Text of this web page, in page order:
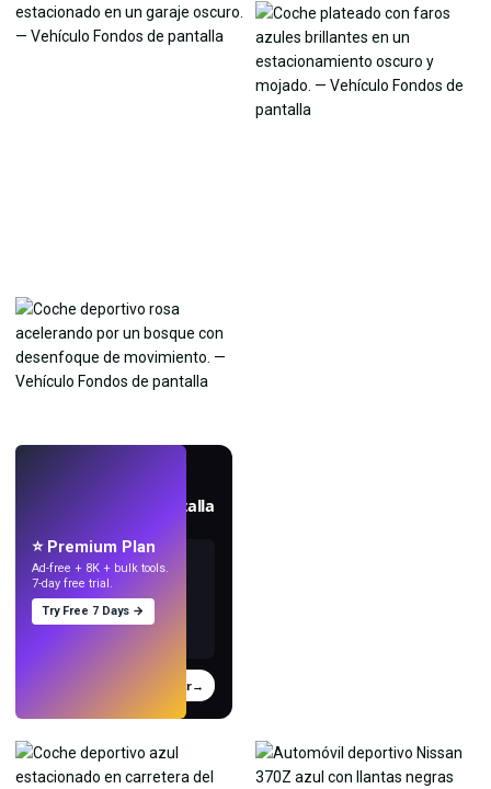
Crea fondos de pantalla
Probar→
⭐ Premium Plan
Ad-free + 8K + bulk tools.
7-day free trial.
Try Free 7 Days →